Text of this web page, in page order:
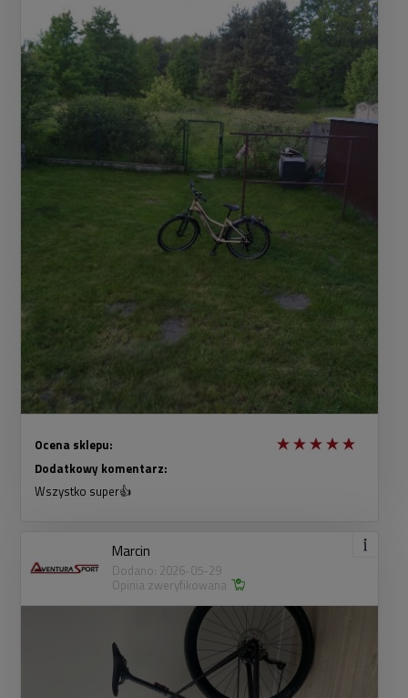
Ocena sklepu:
Dodatkowy komentarz:
Wszystko super👍
Marcin
Dodano: 2026-05-29
Opinia zweryfikowana